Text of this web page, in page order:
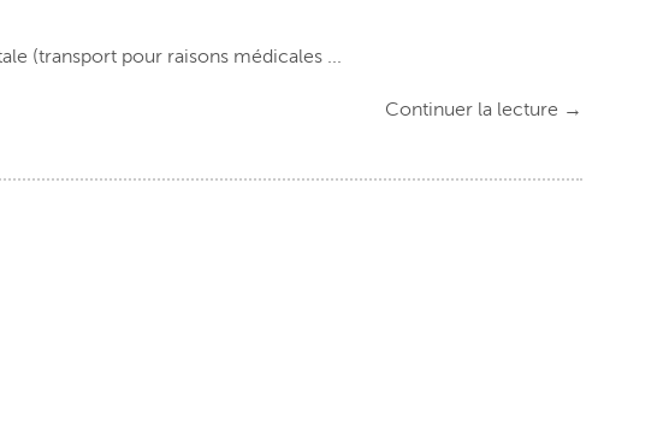
(transport pour raisons médicales ...
Continuer la lecture →